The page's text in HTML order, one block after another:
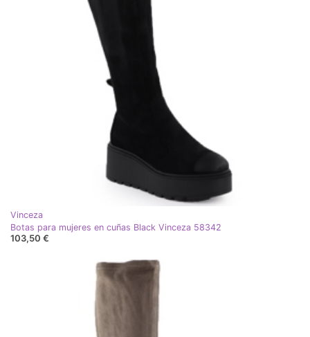
Vinceza
Botas para mujeres en cuñas Black Vinceza 58342
103,50 €